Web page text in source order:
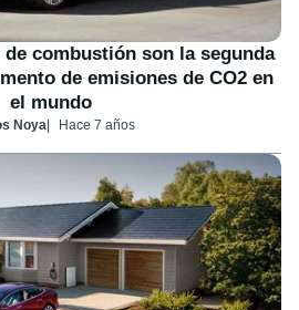
combustión son la segunda
de emisiones de CO2 en
el mundo
Noya Hace 7 años